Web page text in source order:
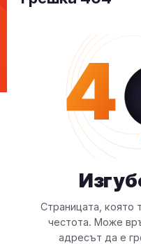
4
Страницата, която
честота. Може
адресът да е